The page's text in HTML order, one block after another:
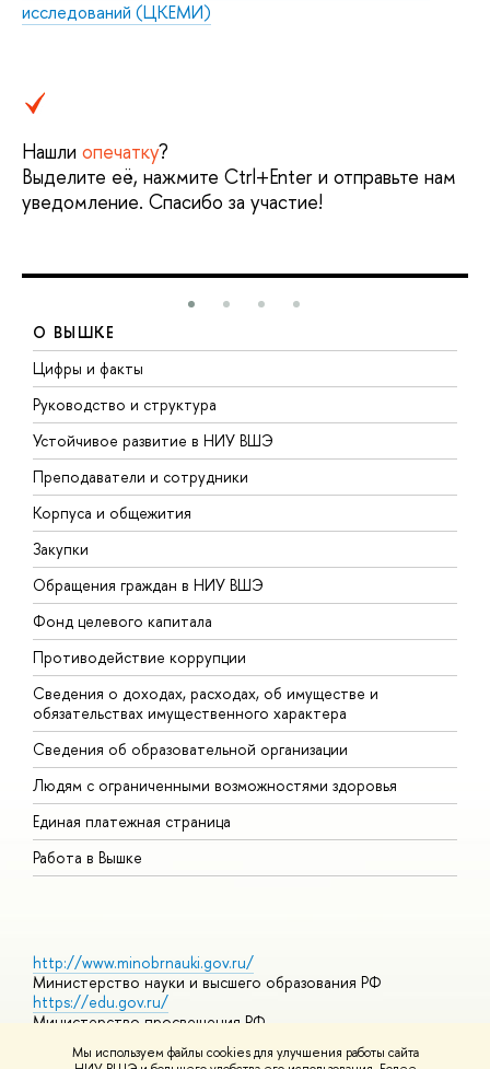
Мы используем файлы cookies для улучшения работы сайта
исследований (ЦКЕМИ)
Нашли опечатку?
Выделите её, нажмите Ctrl+Enter и отправьте нам
уведомление. Спасибо за участие!
О ВЫШКЕ
Цифры и факты
Руководство и структура
Устойчивое развитие в НИУ ВШЭ
Преподаватели и сотрудники
Корпуса и общежития
Закупки
Обращения граждан в НИУ ВШЭ
Фонд целевого капитала
Противодействие коррупции
Сведения о доходах, расходах, об имуществе и
обязательствах имущественного характера
Сведения об образовательной организации
Людям с ограниченными возможностями здоровья
Единая платежная страница
Работа в Вышке
http://www.minobrnauki.gov.ru/
Министерство науки и высшего образования РФ
https://edu.gov.ru/
Министерство просвещения РФ
https://elearning.hse.ru/mooc
Массовые открытые онлайн-курсы